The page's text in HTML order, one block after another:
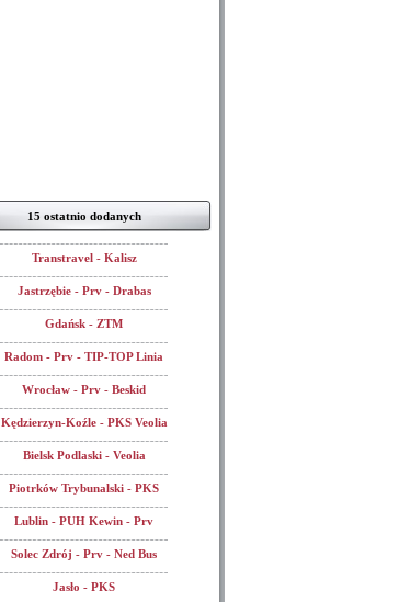
15 ostatnio dodanych
Transtravel - Kalisz
Jastrzębie - Prv - Drabas
Gdańsk - ZTM
Radom - Prv - TIP-TOP Linia
Wrocław - Prv - Beskid
Kędzierzyn-Koźle - PKS Veolia
Bielsk Podlaski - Veolia
Piotrków Trybunalski - PKS
Lublin - PUH Kewin - Prv
Solec Zdrój - Prv - Ned Bus
Jasło - PKS